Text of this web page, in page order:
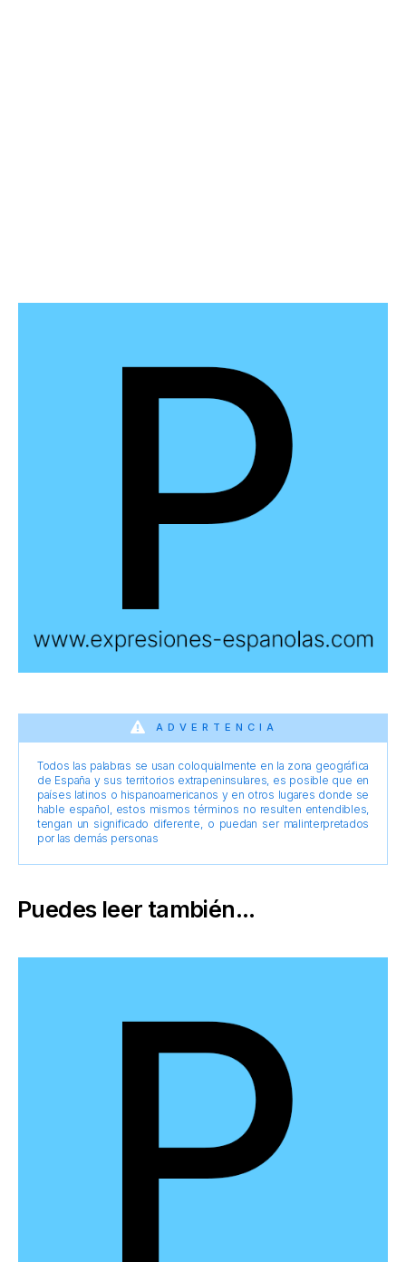
ADVERTENCIA
Todos las palabras se usan coloquialmente en la zona geográfica
de España y sus territorios extrapeninsulares, es posible que en
países latinos o hispanoamericanos y en otros lugares donde se
hable español, estos mismos términos no resulten entendibles,
tengan un significado diferente, o puedan ser malinterpretados
por las demás personas
Puedes leer también...